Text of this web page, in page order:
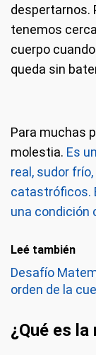
despertarnos.
tenemos
cuerpo
queda sin
Para muchas
molestia. Es
real, sudor
catastróficos.
una condición
Leé también
Desafío
orden de la
¿Qué es